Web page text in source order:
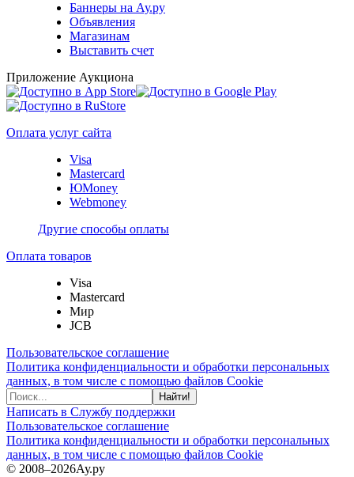
Баннеры на Ау.ру
Объявления
Магазинам
Выставить счет
Приложение Аукциона
Оплата услуг сайта
Visa
Mastercard
ЮMoney
Webmoney
Другие способы оплаты
Оплата товаров
Visa
Mastercard
Мир
JCB
Пользовательское соглашение
Политика конфиденциальности и обработки персональных
данных, в том числе с помощью файлов Cookie
Найти!
Написать в Службу поддержки
Пользовательское соглашение
Политика конфиденциальности и обработки персональных
данных, в том числе с помощью файлов Cookie
© 2008–2026Ау.ру